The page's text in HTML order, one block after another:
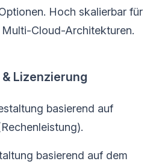
Hoch skalierbar für
Cloud-Architekturen.
Lizenzierung
basierend auf
basierend auf dem